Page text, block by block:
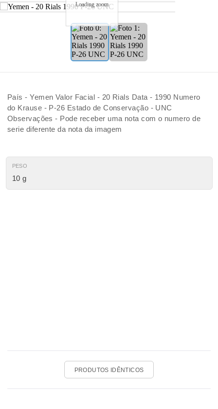
Loading zoom
País - Yemen Valor Facial - 20 Rials Data - 1990 Numero
do Krause - P-26 Estado de Conservação - UNC
Observações - Pode receber uma nota com o numero de
serie diferente da nota da imagem
PESO
10 g
PRODUTOS IDÊNTICOS